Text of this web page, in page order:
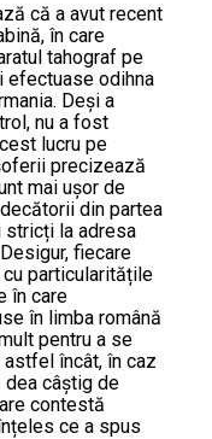
că a avut recent
în care
tahograf pe
efectuase odihna
Deși a
nu a fost
lucru pe
precizează
mai ușor de
din partea
stricți la adresa
fiecare
particularitățile
în care
în limba română
pentru a se
încât, în caz
dea câștig de
contestă
ce a spus